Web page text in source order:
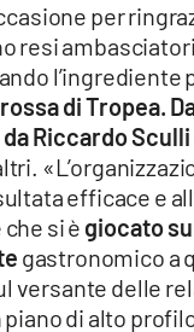
per
resi
l’ingrediente
di Tropea.
Riccardo
efficace e
si è giocato
gastronomico a
versante delle
di alto